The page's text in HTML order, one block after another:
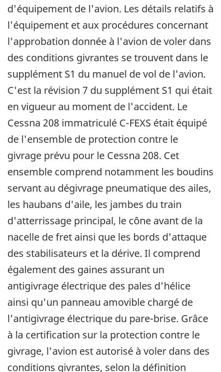
d'équipement de l'avion. Les détails relatifs à
l'équipement et aux procédures concernant
l'approbation donnée à l'avion de voler dans
des conditions givrantes se trouvent dans le
supplément S1 du manuel de vol de l'avion.
C'est la révision 7 du supplément S1 qui était
en vigueur au moment de l'accident. Le
Cessna 208 immatriculé C-FEXS était équipé
de l'ensemble de protection contre le
givrage prévu pour le Cessna 208. Cet
ensemble comprend notamment les boudins
servant au dégivrage pneumatique des ailes,
les haubans d'aile, les jambes du train
d'atterrissage principal, le cône avant de la
nacelle de fret ainsi que les bords d'attaque
des stabilisateurs et la dérive. Il comprend
également des gaines assurant un
antigivrage électrique des pales d'hélice
ainsi qu'un panneau amovible chargé de
l'antigivrage électrique du pare-brise. Grâce
à la certification sur la protection contre le
givrage, l'avion est autorisé à voler dans des
conditions givrantes, selon la définition